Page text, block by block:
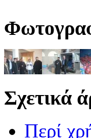
Σχετικά
Περί